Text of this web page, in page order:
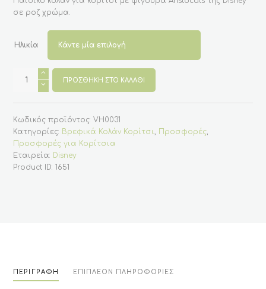
€17.90.
σε ροζ χρώμα.
Ηλικία
Βρεφικό
κολάν
με
της
Disney
ποσότητα
ΠΡΟΣΘΉΚΗ ΣΤΟ ΚΑΛΆΘΙ
Κωδικός προϊόντος:VH0031
Κατηγορίες: Βρεφικά Κολάν Κορίτσι, Προσφορές,
Προσφορές για Κορίτσια
Εταιρεία: Disney
Product ID:1651
ΠΕΡΙΓΡΑΦΉ ΕΠΙΠΛΈΟΝ ΠΛΗΡΟΦΟΡΊΕΣ